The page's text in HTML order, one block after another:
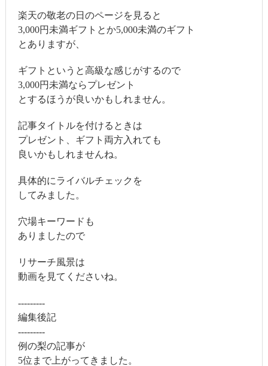
楽天の敬老の日のページを見ると
3,000円未満ギフトとか5,000未満のギフト
とありますが、
ギフトというと高級な感じがするので
3,000円未満ならプレゼント
とするほうが良いかもしれません。
記事タイトルを付けるときは
プレゼント、ギフト両方入れても
良いかもしれませんね。
具体的にライバルチェックを
してみました。
穴場キーワードも
ありましたので
リサーチ風景は
動画を見てくださいね。
---------
編集後記
---------
例の梨の記事が
5位まで上がってきました。